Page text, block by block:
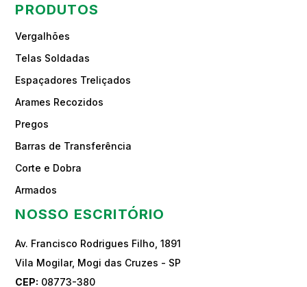
PRODUTOS
Vergalhões
Telas Soldadas
Espaçadores Treliçados
Arames Recozidos
Pregos
Barras de Transferência
Corte e Dobra
Armados
NOSSO ESCRITÓRIO
Av. Francisco Rodrigues Filho, 1891
Vila Mogilar, Mogi das Cruzes - SP
CEP: 08773-380